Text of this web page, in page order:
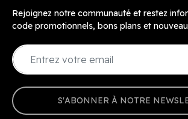
Rejoignez notre communauté et restez
code promotionnels, bons plans et
S'ABONNER À NOTRE